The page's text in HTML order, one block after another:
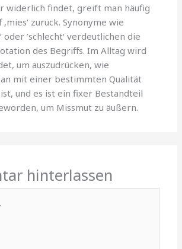
widerlich findet, greift man häufig
zurück. Synonyme wie
oder ’schlecht‘ verdeutlichen die
des Begriffs. Im Alltag wird
um auszudrücken, wie
mit einer bestimmten Qualität
und es ist ein fixer Bestandteil
um Missmut zu äußern.
hinterlassen